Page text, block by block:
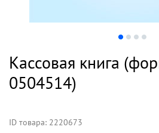
Кассовая книга
0504514)
ID товара: 2220673